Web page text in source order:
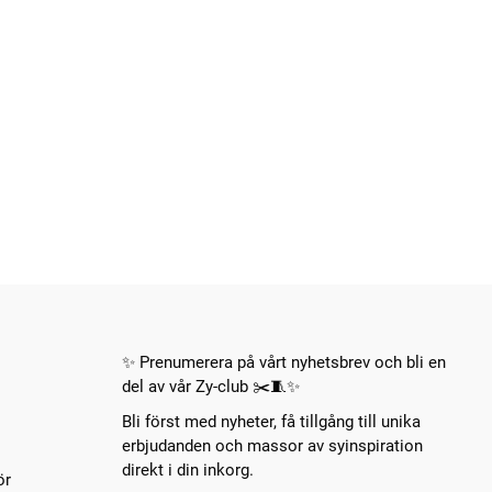
✨ Prenumerera på vårt nyhetsbrev och bli en
del av vår Zy-club ✂️🧵✨
Bli först med nyheter, få tillgång till unika
erbjudanden och massor av syinspiration
direkt i din inkorg.